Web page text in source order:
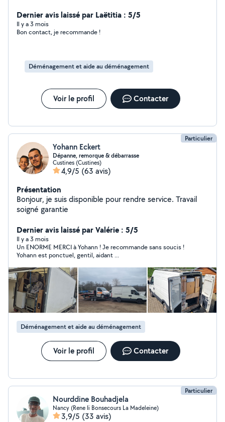
un particulier
Dernier avis laissé par Laëtitia : 5/5
Il y a 3 mois
Bon contact, je recommande !
Déménagement et aide au déménagement
Voir le profil Contacter
Particulier
Yohann Eckert
Dépanne, remorque & débarrasse
Custines (Custines)
4,9/5 (63 avis)
Présentation
Bonjour, je suis disponible pour rendre service. Travail
soigné garantie
Dernier avis laissé par Valérie : 5/5
Il y a 3 mois
Un ENORME MERCI à Yohann ! Je recommande sans soucis !
Yohann est ponctuel, gentil, aidant ...
Déménagement et aide au déménagement
Voir le profil Contacter
Particulier
Nourddine Bouhadjela
Nancy (Rene Ii Bonsecours La Madeleine)
3,9/5 (33 avis)